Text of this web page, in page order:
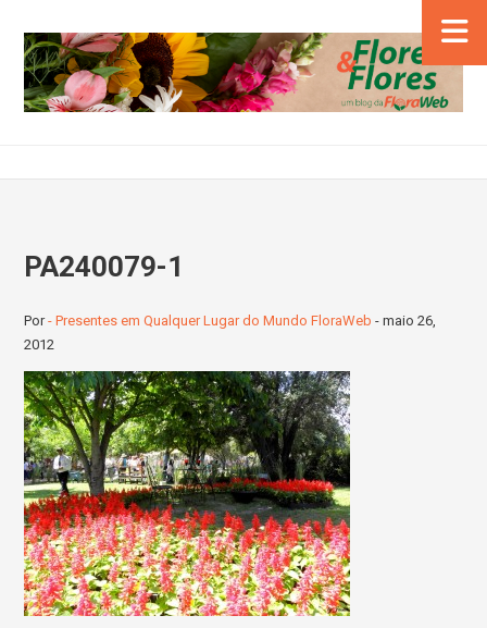
PA240079-1
Por- Presentes em Qualquer Lugar do Mundo FloraWeb -maio 26,
2012